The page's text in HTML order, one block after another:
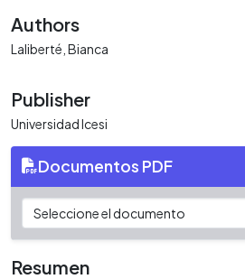
Authors
Laliberté, Bianca
Publisher
Universidad Icesi
Documentos PDF
Resumen